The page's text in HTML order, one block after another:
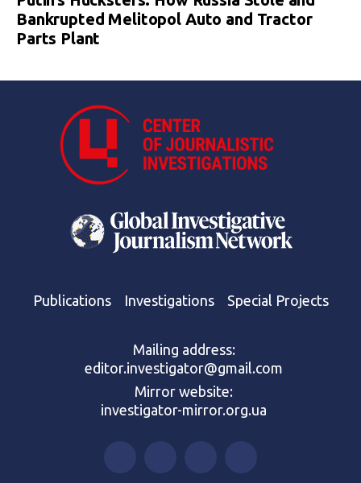
Bankrupted Melitopol Auto and Tractor
Parts Plant
Publications Investigations Special Projects
Mailing address:
editor.investigator@gmail.com
Mirror website:
investigator-mirror.org.ua